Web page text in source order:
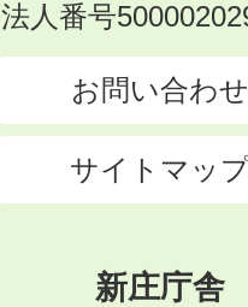
KATSURAGI
法人番号
お問い合わせ
サイトマッ
新庄庁舎